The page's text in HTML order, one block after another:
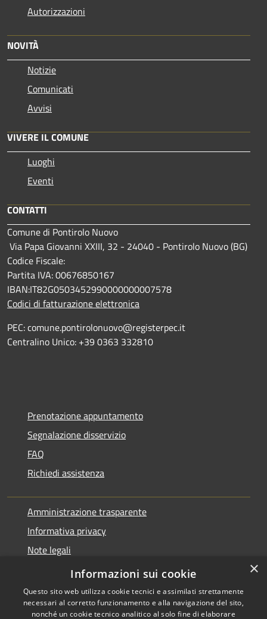
Autorizzazioni
NOVITÀ
Notizie
Comunicati
Avvisi
VIVERE IL COMUNE
Luoghi
Eventi
CONTATTI
Comune di Pontirolo Nuovo
Via Papa Giovanni XXIII, 32 - 24040 - Pontirolo Nuovo (BG)
Codice Fiscale:
Partita IVA: 00676850167
IBAN:IT82G0503452990000000007578
Codici di fatturazione elettronica
PEC: comune.pontirolonuovo@registerpec.it
Centralino Unico: +39 0363 332810
Prenotazione appuntamento
Segnalazione disservizio
FAQ
Richiedi assistenza
Amministrazione trasparente
Informativa privacy
Note legali
Dichiarazione di accessibilità
×
Informazioni sui cookie
Questo sito web utilizza cookie tecnici e assimilati strettamente
necessari al corretto funzionamento e alla navigazione del sito,
nonché un cookie tecnico analitico al solo fine di elaborare